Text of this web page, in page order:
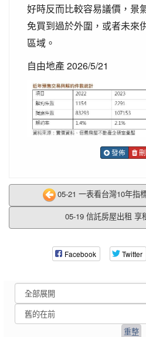
好時反而比較容易議價，景
免買到過於外圍，或者未來
區域。
自由地產 2026/5/21
發佈
05-21 一表看台灣10年指
05-19 信託房屋出租 享
Facebook Twitter